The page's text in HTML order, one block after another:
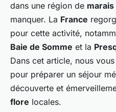
Faustine•27 juin 2024•5 min
dans une région de marais
manquer. La France
pour cette activité,
Baie de Somme et la
Dans cet article, nous
pour préparer un séjour
découverte et
flore locales.